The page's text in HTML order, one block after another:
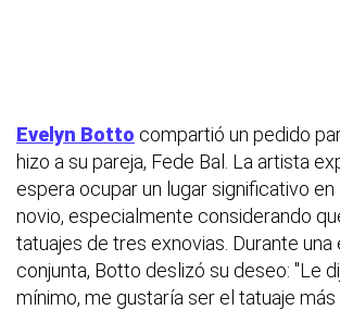
Evelyn Botto compartió un pedido
hizo a su pareja, Fede Bal. La artista
espera ocupar un lugar significativo en
novio, especialmente considerando
tatuajes de tres exnovias. Durante una
conjunta, Botto deslizó su deseo: "Le
mínimo, me gustaría ser el tatuaje